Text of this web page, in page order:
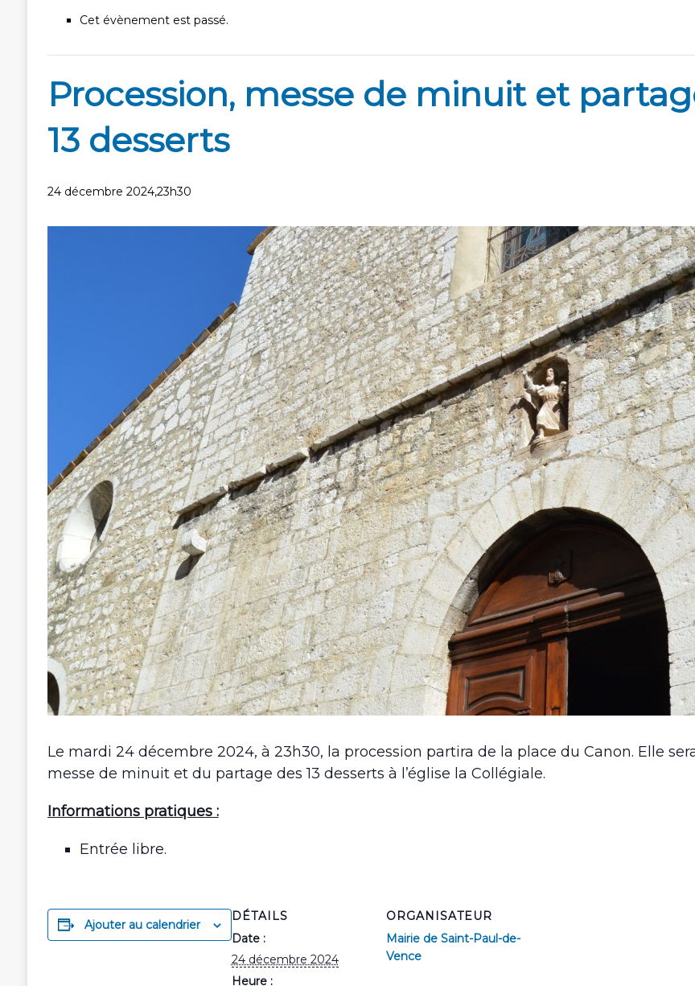
Cet évènement est passé.
Procession, messe de minuit et
13 desserts
24 décembre 2024,23h30
Le mardi 24 décembre 2024, à 23h30, la procession partira de la place du Canon. Elle
messe de minuit et du partage des 13 desserts à l’église la Collégiale.
Informations pratiques :
Entrée libre.
Ajouter au calendrier
DÉTAILS
Date :
24 décembre 2024
Heure :
ORGANISATEUR
Mairie de Saint-Paul-de-
Vence